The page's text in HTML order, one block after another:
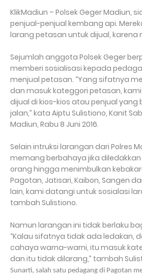
KlikMadiun – Polsek Geger Madiun,
penjual-penjual kembang api.
larang petasan untuk dijual, karena
Sejumlah anggota Polsek Geger
memberi sosialisasi kepada
menjual petasan. “Yang sifatnya
dan masuk kateggori petasan,
dijual di kios-kios atau penjual yang
jalan,” kata Aiptu Sulistiono, Kanit
Madiun, Rabu 8 Juni 2016.
Selain intruksi larangan dari Polres
memang berbahaya jika
orang hingga menimbulkan
Pagotan, Jatisari, Kaibon, Sangen
lain, kami datangi untuk sosialasi
tambah Sulistiono.
Namun larangan ini tidak berlaku
“Kalau sifatnya tidak ada ledakan,
cahaya warna-warni, itu masuk
dan itu tidak dilarang,” tambah
Sunarti, salah satu pedagang di Pagotan